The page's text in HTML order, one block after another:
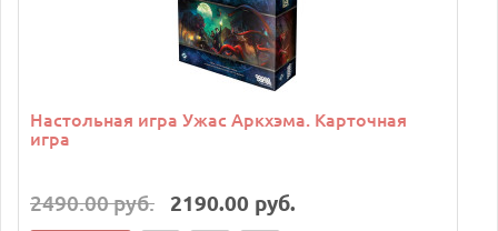
Настольная игра Ужас Аркхэма. Карточная
игра
2490.00 руб. 2190.00 руб.